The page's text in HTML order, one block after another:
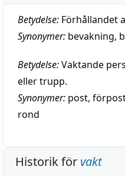
Betydelse: Förhållandet
Synonymer: bevakning,
Betydelse:Vaktande
eller trupp.
Synonymer: post,
rond
Historik för vakt